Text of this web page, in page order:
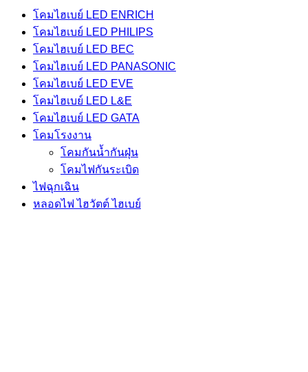
โคมไฮเบย์ LED ENRICH
โคมไฮเบย์ LED PHILIPS
โคมไฮเบย์ LED BEC
โคมไฮเบย์ LED PANASONIC
โคมไฮเบย์ LED EVE
โคมไฮเบย์ LED L&E
โคมไฮเบย์ LED GATA
โคมโรงงาน
โคมกันน้ำกันฝุ่น
โคมไฟกันระเบิด
ไฟฉุกเฉิน
หลอดไฟ ไฮวัตต์ ไฮเบย์